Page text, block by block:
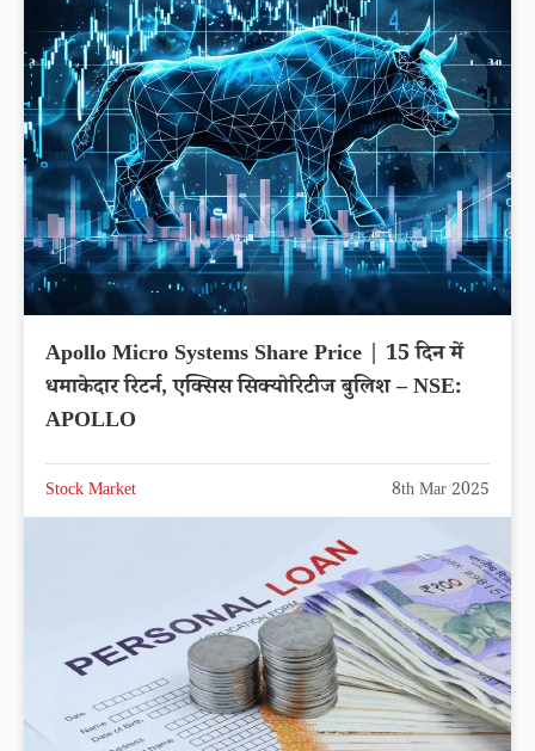
Apollo Micro Systems Share Price | 15 दिन में
धमाकेदार रिटर्न, एक्सिस सिक्योरिटीज बुलिश – NSE:
APOLLO
Stock Market 8th Mar 2025